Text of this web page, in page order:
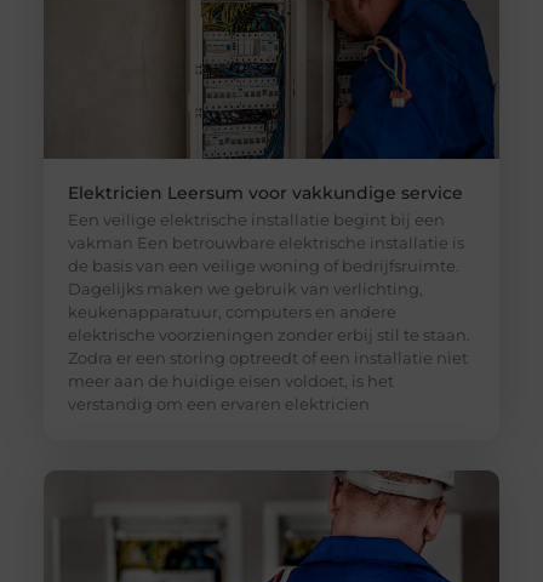
Elektricien Leersum voor vakkundige service
Een veilige elektrische installatie begint bij een
vakman Een betrouwbare elektrische installatie is
de basis van een veilige woning of bedrijfsruimte.
Dagelijks maken we gebruik van verlichting,
keukenapparatuur, computers en andere
elektrische voorzieningen zonder erbij stil te staan.
Zodra er een storing optreedt of een installatie niet
meer aan de huidige eisen voldoet, is het
verstandig om een ervaren elektricien